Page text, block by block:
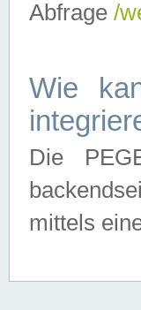
Abfrage /
Wie
Die
mittels